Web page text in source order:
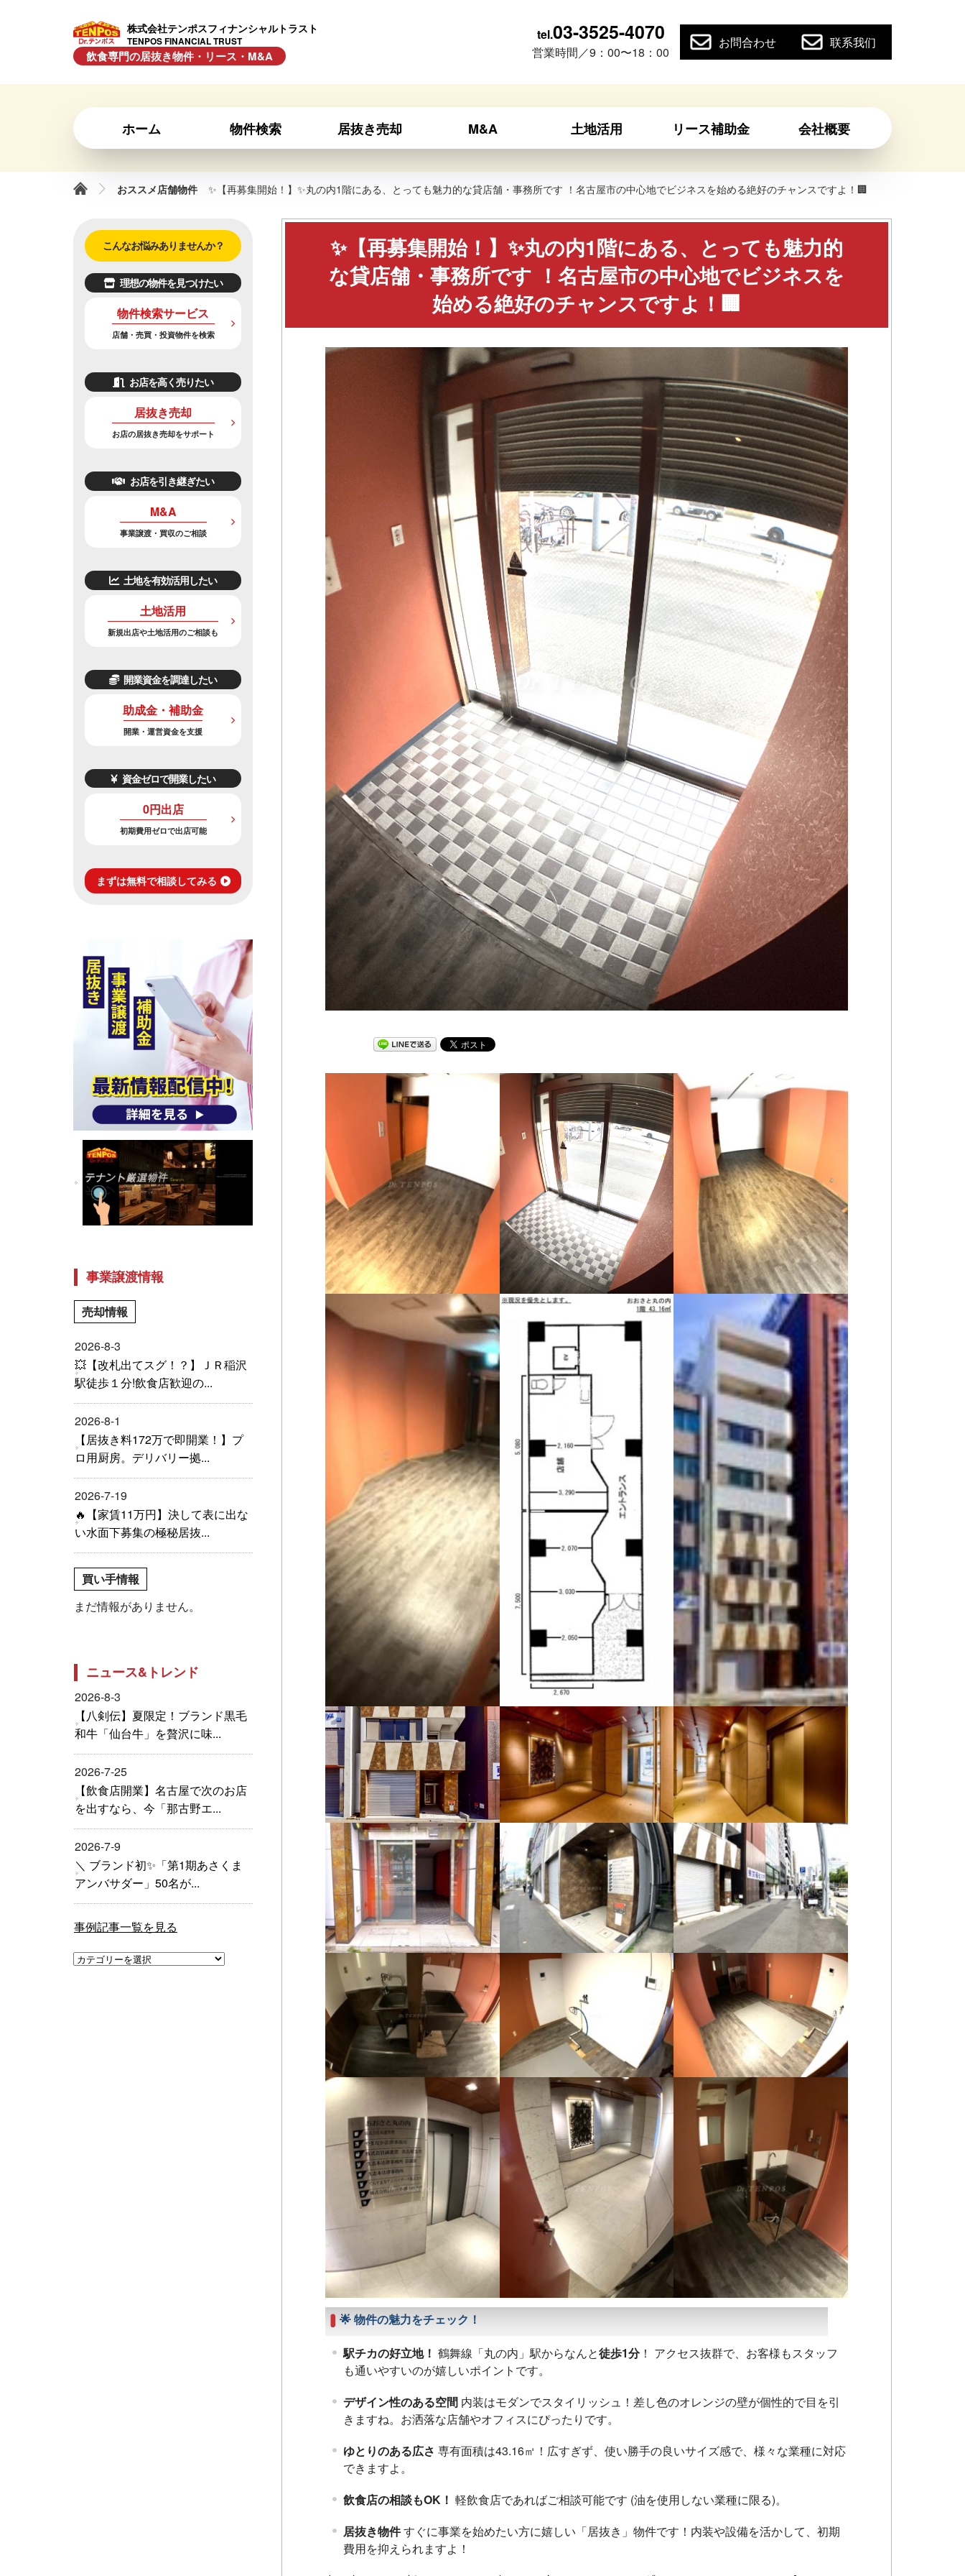
株式会社テンポスフィナンシャルトラスト
TENPOS FINANCIAL TRUST
飲食専門の居抜き物件・リース・M&A
tel.03-3525-4070
営業時間／9：00〜18：00
お問合わせ 联系我们
ホーム 物件検索 居抜き売却 M&A 土地活用 リース補助金 会社概要
おススメ店舗物件 ✨【再募集開始！】✨丸の内1階にある、とっても魅力的な貸店舗・事務所です ！名古屋市の中心地でビジネスを始める絶好のチャンスですよ！🏢
✨【再募集開始！】✨丸の内1階にある、とっても魅力的
な貸店舗・事務所です ！名古屋市の中心地でビジネスを
始める絶好のチャンスですよ！🏢
🌟 物件の魅力をチェック！
駅チカの好立地！ 鶴舞線「丸の内」駅からなんと徒歩1分！ アクセス抜群で、お客様もスタッフ
も通いやすいのが嬉しいポイントです。
デザイン性のある空間内装はモダンでスタイリッシュ！差し色のオレンジの壁が個性的で目を引
きますね。お洒落な店舗やオフィスにぴったりです。
ゆとりのある広さ 専有面積は43.16㎡ ！広すぎず、使い勝手の良いサイズ感で、様々な業種に対応
できますよ。
飲食店の相談もOK！ 軽飲食店であればご相談可能です (油を使用しない業種に限る)。
居抜き物件すぐに事業を始めたい方に嬉しい「居抜き」物件です ！内装や設備を活かして、初期
費用を抑えられますよ！
こんなお悩みありませんか？
理想の物件を見つけたい
物件検索サービス
店舗・売買・投資物件を検索
お店を高く売りたい
居抜き売却
お店の居抜き売却をサポート
お店を引き継ぎたい
M&A
事業譲渡・買収のご相談
土地を有効活用したい
土地活用
新規出店や土地活用のご相談も
開業資金を調達したい
助成金・補助金
開業・運営資金を支援
資金ゼロで開業したい
0円出店
初期費用ゼロで出店可能
まずは無料で相談してみる
事業譲渡情報
売却情報
2026-8-3
💥【改札出てスグ！？】ＪＲ稲沢
駅徒歩１分!飲食店歓迎の...
2026-8-1
【居抜き料172万で即開業！】プ
ロ用厨房。デリバリー拠...
2026-7-19
🔥【家賃11万円】決して表に出な
い水面下募集の極秘居抜...
買い手情報
まだ情報がありません。
ニュース&トレンド
2026-8-3
【八剣伝】夏限定！ブランド黒毛
和牛「仙台牛」を贅沢に味...
2026-7-25
【飲食店開業】名古屋で次のお店
を出すなら、今「那古野エ...
2026-7-9
＼ ブランド初✨「第1期あさくま
アンバサダー」50名が...
事例記事一覧を見る